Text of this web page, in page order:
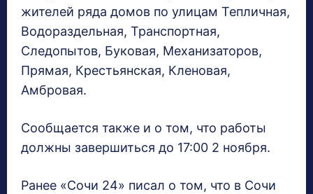
жителей ряда домов по улицам Тепличная,
Водораздельная, Транспортная,
Следопытов, Буковая, Механизаторов,
Прямая, Крестьянская, Кленовая,
Амбровая.
Сообщается также и о том, что работы
должны завершиться до 17:00 2 ноября.
Ранее «Сочи 24» писал о том, что в Сочи